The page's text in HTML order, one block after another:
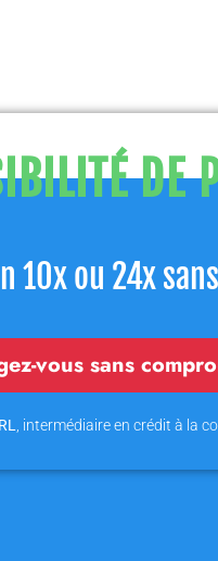
DE
10x ou 24x
vous sans
, intermédiaire en crédit à la